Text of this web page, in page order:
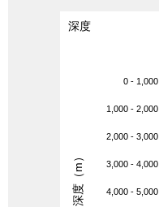
深度
0 - 1,000
1,000 - 2,000
2,000 - 3,000
3,000 - 4,000
4,000 - 5,000
深度（m）